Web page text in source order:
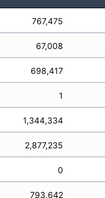
767,475
67,008
698,417
1
1,344,334
2,877,235
0
793,642